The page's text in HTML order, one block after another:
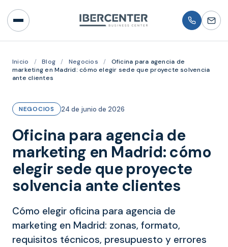
Inicio / Blog / Negocios /
Oficina para agencia de
marketing en Madrid: cómo elegir sede que proyecte solvencia
ante clientes
NEGOCIOS 24 de junio de 2026
Oficina para agencia de
marketing en Madrid: cómo
elegir sede que proyecte
solvencia ante clientes
Cómo elegir oficina para agencia de
marketing en Madrid: zonas, formato,
requisitos técnicos, presupuesto y errores